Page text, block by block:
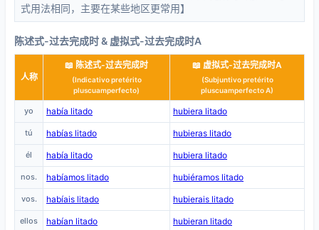
式用法相同，主要在某些地区更常用】
陈述式-过去完成时 & 虚拟式-过去完成时A
人称
📖 陈述式-过去完成时
(Indicativo pretérito
pluscuamperfecto)
📖 虚拟式-过去完成时A
(Subjuntivo pretérito
pluscuamperfecto A)
yo había litado hubiera litado
tú habías litado hubieras litado
él había litado hubiera litado
nos. habíamos litado hubiéramos litado
vos. habíais litado hubierais litado
ellos habían litado hubieran litado